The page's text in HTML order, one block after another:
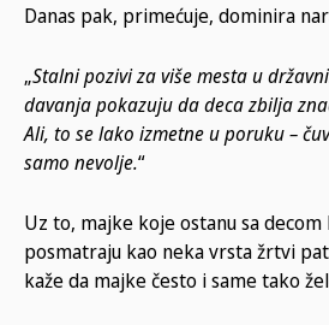
Danas pak, primećuje, dominira
„Stalni pozivi za više mesta u
davanja pokazuju da deca zbilja
Ali, to se lako izmetne u poruku –
samo nevolje.“
Uz to, majke koje ostanu sa decom
posmatraju kao neka vrsta žrtvi
kaže da majke često i same tako